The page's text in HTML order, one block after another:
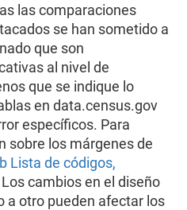
las comparaciones
se han sometido a
que son
al nivel de
que se indique lo
en data.census.gov
específicos. Para
sobre los márgenes de
Lista de códigos,
Los cambios en el diseño
a otro pueden afectar los